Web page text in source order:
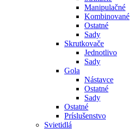
Manipulačné
Kombinované
Ostatné
Sady
Skrutkovače
Jednotlivo
Sady
Gola
Nástavce
Ostatné
Sady
Ostatné
Príslušenstvo
Svietidlá